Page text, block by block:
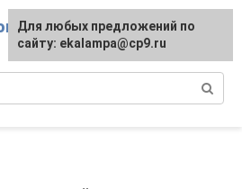
Для любых предложений по
сайту: ekalampa@cp9.ru